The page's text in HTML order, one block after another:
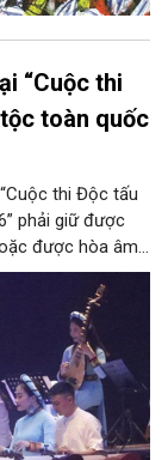
“Cuộc thi
toàn quốc
thi Độc tấu
phải giữ được
được hòa âm,
thống Việt
nhạc cụ dân